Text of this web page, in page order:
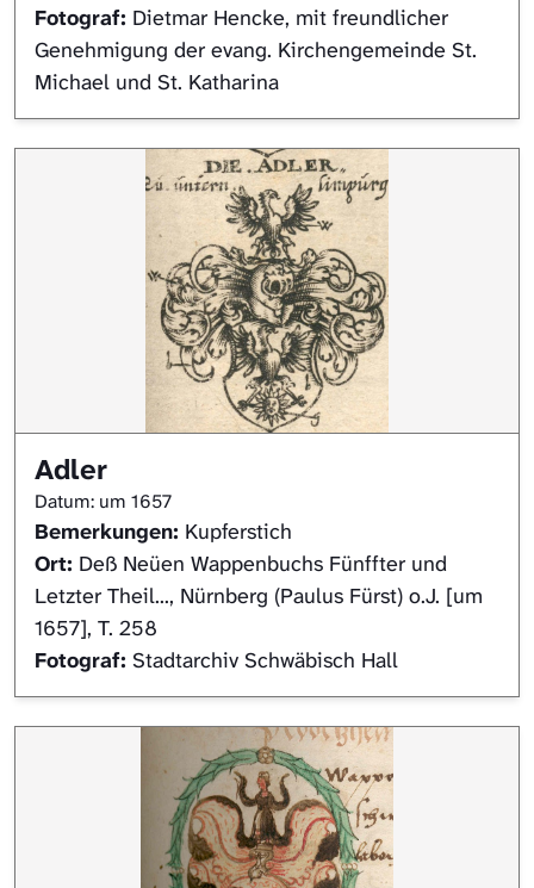
Fotograf: Dietmar Hencke, mit freundlicher
Genehmigung der evang. Kirchengemeinde St.
Michael und St. Katharina
Adler
Datum: um 1657
Bemerkungen: Kupferstich
Ort: Deß Neüen Wappenbuchs Fünffter und
Letzter Theil..., Nürnberg (Paulus Fürst) o.J. [um
1657], T. 258
Fotograf: Stadtarchiv Schwäbisch Hall